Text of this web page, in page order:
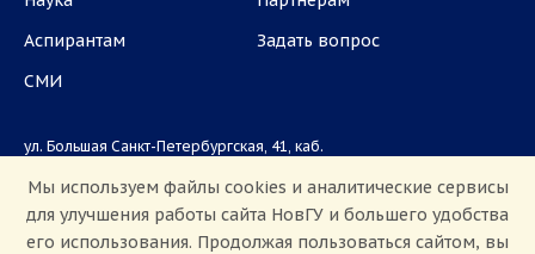
Аспирантам
СМИ
Задать вопрос
ул. Большая Санкт-Петербургская, 41, каб.
Приемная комиссия: +7(8162)33-20-44
Мы используем файлы cookies и аналитические сервисы
для улучшения работы сайта НовГУ и большего удобства
его использования. Продолжая пользоваться сайтом, вы